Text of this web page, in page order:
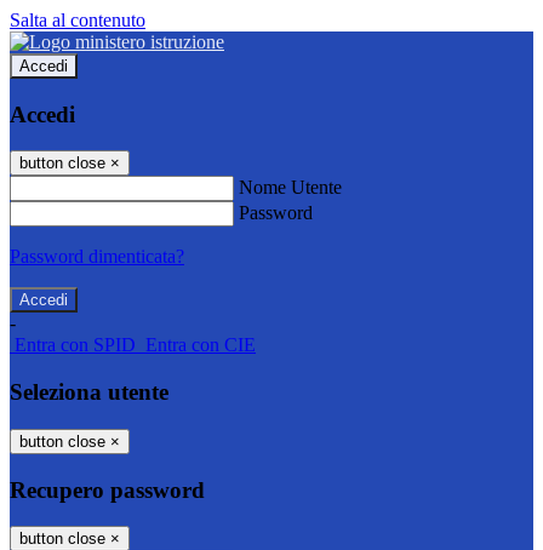
Salta al contenuto
Accedi
Accedi
button close ×
Nome Utente
Password
Password dimenticata?
-
Entra con SPID Entra con CIE
Seleziona utente
button close ×
Recupero password
button close ×